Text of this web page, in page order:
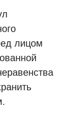
лицом